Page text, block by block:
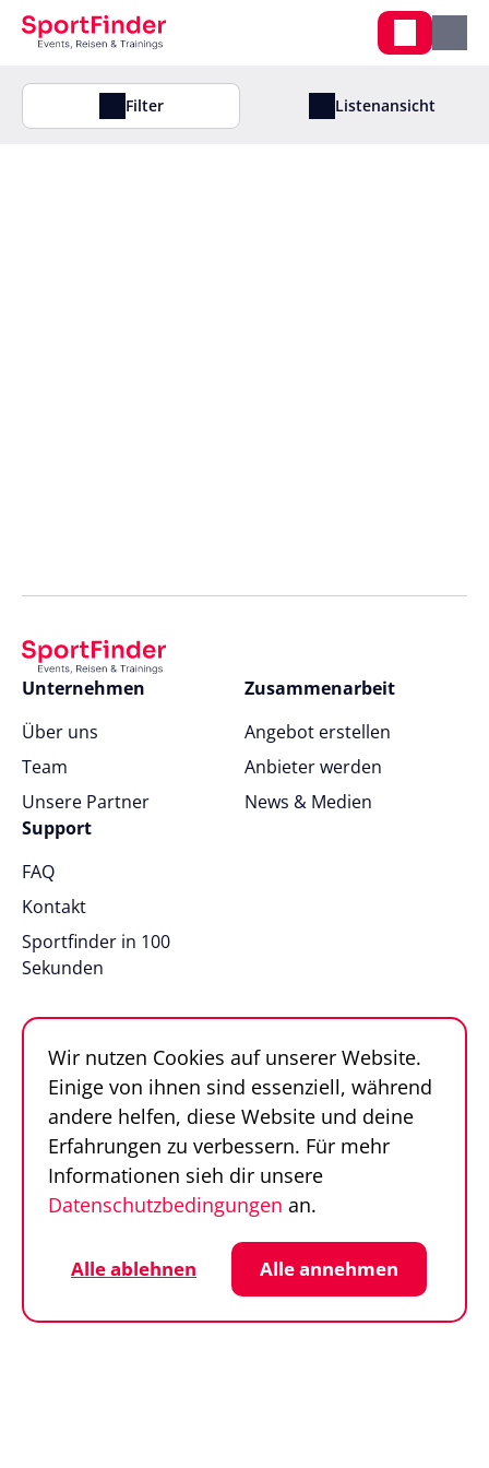
Listenansicht
Filter
Unternehmen
Über uns
Team
Unsere Partner
Zusammenarbeit
Angebot erstellen
Anbieter werden
News & Medien
Support
FAQ
Kontakt
Sportfinder in 100
Sekunden
© SportFinder 2026
Datenschutz
Cookie-Einstellungen
Impressum
AGB
Wir nutzen Cookies auf unserer Website.
Einige von ihnen sind essenziell, während
andere helfen, diese Website und deine
Erfahrungen zu verbessern. Für mehr
Informationen sieh dir unsere
Datenschutzbedingungen an.
Alle ablehnen Alle annehmen